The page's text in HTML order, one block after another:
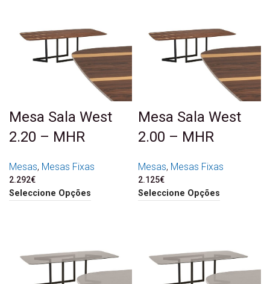
Mesa Sala West
2.20 – MHR
Mesas, Mesas Fixas
2.292€
Seleccione Opções
Mesa Sala West
2.00 – MHR
Mesas, Mesas Fixas
2.125€
Seleccione Opções